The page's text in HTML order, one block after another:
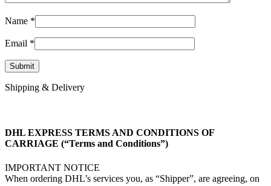
Name *
Email *
Shipping & Delivery
DHL EXPRESS TERMS AND CONDITIONS OF
CARRIAGE (“Terms and Conditions”)
IMPORTANT NOTICE
When ordering DHL’s services you, as “Shipper”, are agreeing, on